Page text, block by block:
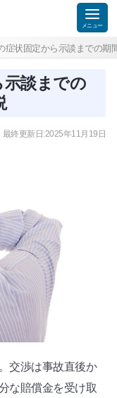
症状固定から示談までの期
示談までの
最終更新日:2025年11月19日
交渉は事故直後か
な賠償金を受け取